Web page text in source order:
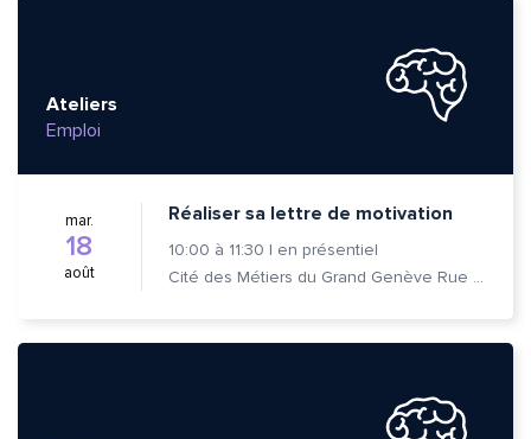
Ateliers
Emploi
mar.
18
août
Réaliser sa lettre de motivation
10:00 à 11:30 | en présentiel
Cité des Métiers du Grand Genève Rue Prévost-Martin 6 1205 Genève